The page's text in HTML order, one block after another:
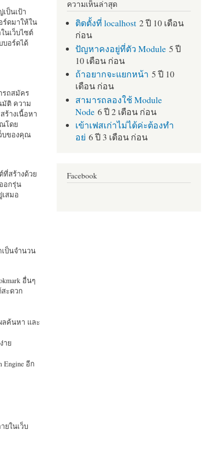
ป็นเป้า
ร์ดมาให้ใน
นเว็บไซต์
บอร์ดได้
รถสมัคร
มัติ ความ
ร้างเนื้อหา
ณโดย
บของคุณ
ที่สร้างด้วย
อกรุ่น
สมอ
ป็นจำนวน
อื่นๆ
สะดวก
ลค้นหา และ
าย
อีก
ยในเว็บ
ความเห็นล่าสุด
ติดตั้งที่ localhost 2 ปี 10 เดือน
ก่อน
ปัญหาคงอยู่ที่ตัว Module 5 ปี
10 เดือน ก่อน
ถ้าอยากจะแยกหน้า 5 ปี 10
เดือน ก่อน
สามารถลองใช้ Module
Node 6 ปี 2 เดือน ก่อน
เข้าเฟสเก่าไม่ได้ค่ะต้องทำ
อย่ 6 ปี 3 เดือน ก่อน
Facebook